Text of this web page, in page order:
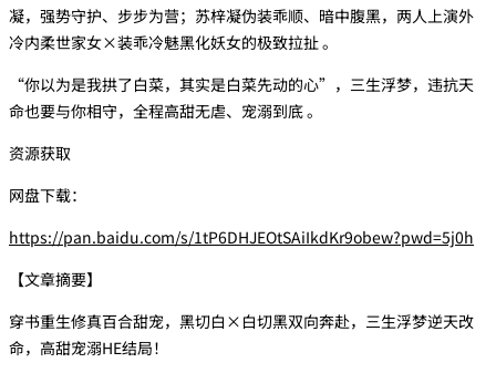
凝，强势守护、步步为营；苏梓凝伪装乖顺、暗中腹黑，两人上演外
冷内柔世家女×装乖冷魅黑化妖女的极致拉扯 。
“你以为是我拱了白菜，其实是白菜先动的心”，三生浮梦，违抗天
命也要与你相守，全程高甜无虐、宠溺到底 。
资源获取
网盘下载：
https://pan.baidu.com/s/1tP6DHJEOtSAiIkdKr9obew?pwd=5j0h
【文章摘要】
穿书重生修真百合甜宠，黑切白×白切黑双向奔赴，三生浮梦逆天改
命，高甜宠溺HE结局！